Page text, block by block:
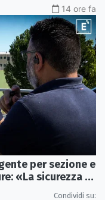
14 ore fa
per sezione e
«La sicurezza è
Condividi su: